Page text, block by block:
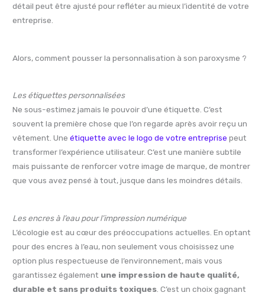
détail peut être ajusté pour refléter au mieux l’identité de votre
entreprise.
Alors, comment pousser la personnalisation à son paroxysme ?
Les étiquettes personnalisées
Ne sous-estimez jamais le pouvoir d’une étiquette. C’est
souvent la première chose que l’on regarde après avoir reçu un
vêtement. Uneétiquette avec le logo de votre entreprise peut
transformer l’expérience utilisateur. C’est une manière subtile
mais puissante de renforcer votre image de marque, de montrer
que vous avez pensé à tout, jusque dans les moindres détails.
Les encres à l’eau pour l’impression numérique
L’écologie est au cœur des préoccupations actuelles. En optant
pour des encres à l’eau, non seulement vous choisissez une
option plus respectueuse de l’environnement, mais vous
garantissez également une impression de haute qualité,
durable et sans produits toxiques . C’est un choix gagnant